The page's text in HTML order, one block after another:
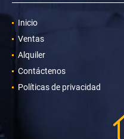
Inicio
Ventas
Alquiler
Contáctenos
Políticas de privacidad